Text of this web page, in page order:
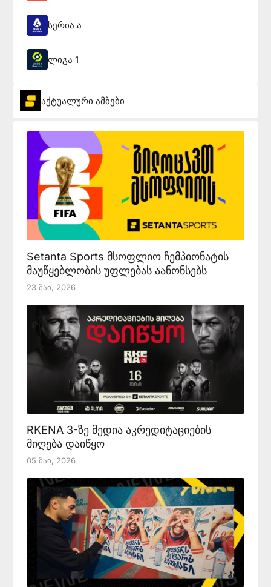
სერია ა
ლიგა 1
აქტუალური ამბები
Setanta Sports მსოფლიო ჩემპიონატის
მაუწყებლობის უფლებას აანონსებს
23 Მაი, 2026
RKENA 3-ზე მედია აკრედიტაციების
მიღება დაიწყო
05 Მაი, 2026